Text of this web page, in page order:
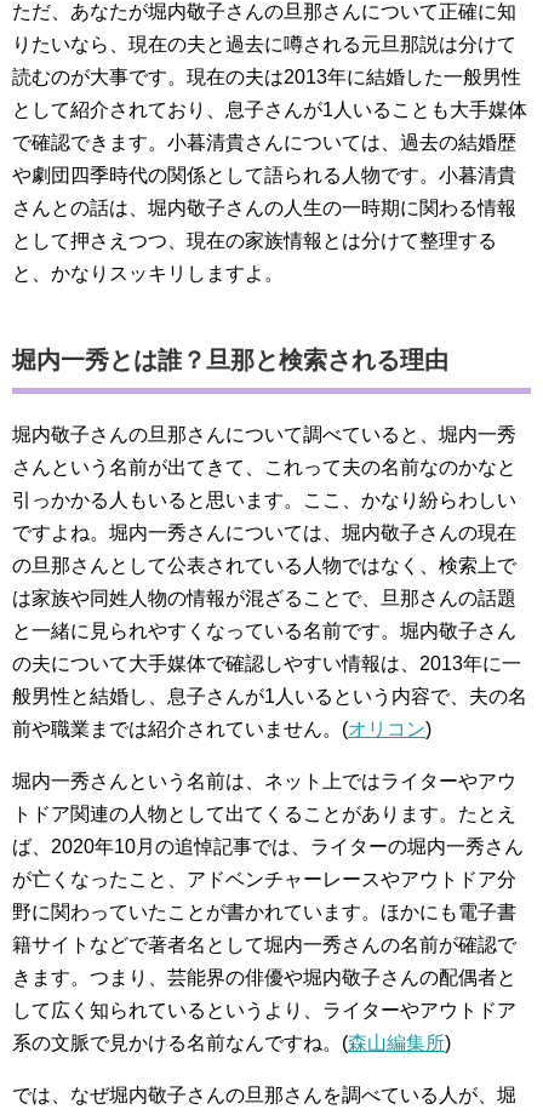
ただ、あなたが堀内敬子さんの旦那さんについて正確に知
りたいなら、現在の夫と過去に噂される元旦那説は分けて
読むのが大事です。現在の夫は2013年に結婚した一般男性
として紹介されており、息子さんが1人いることも大手媒体
で確認できます。小暮清貴さんについては、過去の結婚歴
や劇団四季時代の関係として語られる人物です。小暮清貴
さんとの話は、堀内敬子さんの人生の一時期に関わる情報
として押さえつつ、現在の家族情報とは分けて整理する
と、かなりスッキリしますよ。
堀内一秀とは誰？旦那と検索される理由
堀内敬子さんの旦那さんについて調べていると、堀内一秀
さんという名前が出てきて、これって夫の名前なのかなと
引っかかる人もいると思います。ここ、かなり紛らわしい
ですよね。堀内一秀さんについては、堀内敬子さんの現在
の旦那さんとして公表されている人物ではなく、検索上で
は家族や同姓人物の情報が混ざることで、旦那さんの話題
と一緒に見られやすくなっている名前です。堀内敬子さん
の夫について大手媒体で確認しやすい情報は、2013年に一
般男性と結婚し、息子さんが1人いるという内容で、夫の名
前や職業までは紹介されていません。(オリコン)
堀内一秀さんという名前は、ネット上ではライターやアウ
トドア関連の人物として出てくることがあります。たとえ
ば、2020年10月の追悼記事では、ライターの堀内一秀さん
が亡くなったこと、アドベンチャーレースやアウトドア分
野に関わっていたことが書かれています。ほかにも電子書
籍サイトなどで著者名として堀内一秀さんの名前が確認で
きます。つまり、芸能界の俳優や堀内敬子さんの配偶者と
して広く知られているというより、ライターやアウトドア
系の文脈で見かける名前なんですね。(森山編集所)
では、なぜ堀内敬子さんの旦那さんを調べている人が、堀